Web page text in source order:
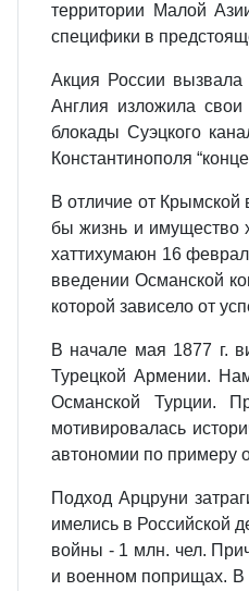
территории Малой
специфики в
Акция России вызвала
Англия изложила свои
блокады Суэцкого
Константинополя
В отличие от Крымской
бы жизнь и имущество
хаттихумаюн 16
введении Османской
которой зависело от
В начале мая 1877 г.
Турецкой Армении.
Османской Турции.
мотивировалась
автономии по примеру
Подход Арцруни
имелись в Российской
войны - 1 млн. чел.
и военном поприщах. В